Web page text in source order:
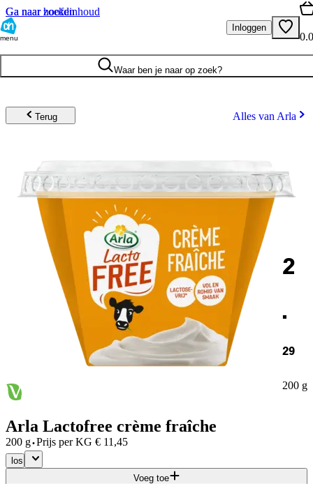
Ga naar hoofdinhoud
Ga naar zoeken
menu
Inloggen
Waar ben je naar op zoek?
Terug Alles van Arla
2
.
29
200 g
Arla Lactofree crème fraîche
200 g·Prijs per KG € 11,45
los
Voeg toe